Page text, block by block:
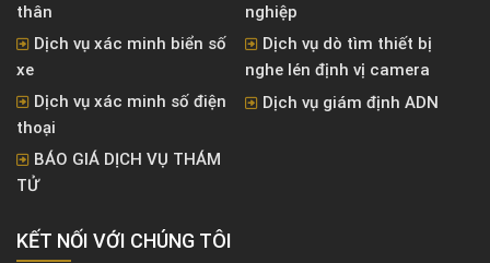
thân
nghiệp
Dịch vụ xác minh biển số
xe
Dịch vụ dò tìm thiết bị
nghe lén định vị camera
Dịch vụ xác minh số điện
thoại
Dịch vụ giám định ADN
BÁO GIÁ DỊCH VỤ THÁM
TỬ
KẾT NỐI VỚI CHÚNG TÔI